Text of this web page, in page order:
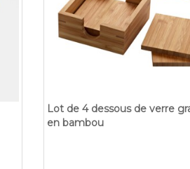
Lot de 4 dessous de verre
en bambou